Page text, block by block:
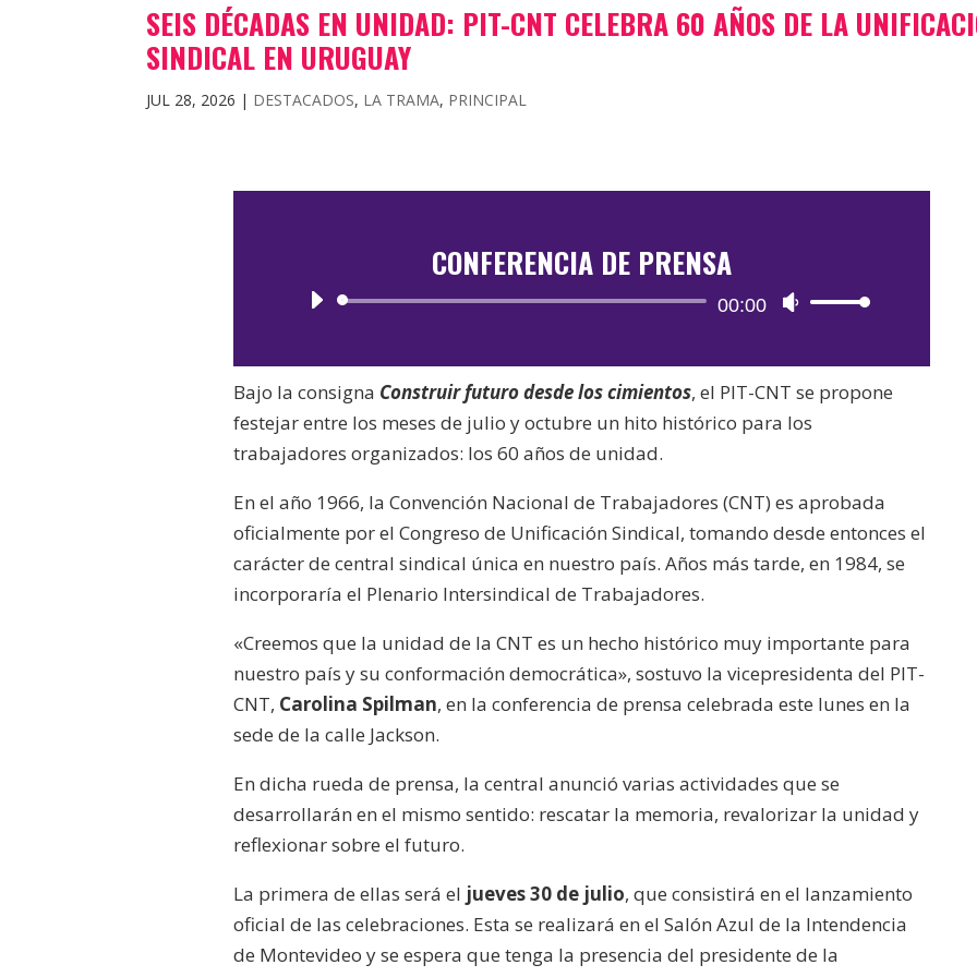
SEIS DÉCADAS EN UNIDAD: PIT-CNT CELEBRA 60 AÑOS DE LA
SINDICAL EN URUGUAY
JUL 28, 2026 | DESTACADOS, LA TRAMA, PRINCIPAL
CONFERENCIA DE PRENSA
Reproductor
audio
00:00
Utiliza
teclas
de
flecha
aumentar
disminuir
volumen.
Bajo la consigna Construir futuro desde los cimientos, el PIT-CNT se propone
festejar entre los meses de julio y octubre un hito histórico para los
trabajadores organizados: los 60 años de unidad.
En el año 1966, la Convención Nacional de Trabajadores (CNT) es aprobada
oficialmente por el Congreso de Unificación Sindical, tomando desde entonces el
carácter de central sindical única en nuestro país. Años más tarde, en 1984, se
incorporaría el Plenario Intersindical de Trabajadores.
«Creemos que la unidad de la CNT es un hecho histórico muy importante para
nuestro país y su conformación democrática», sostuvo la vicepresidenta del PIT-
CNT, Carolina Spilman, en la conferencia de prensa celebrada este lunes en la
sede de la calle Jackson.
En dicha rueda de prensa, la central anunció varias actividades que se
desarrollarán en el mismo sentido: rescatar la memoria, revalorizar la unidad y
reflexionar sobre el futuro.
La primera de ellas será el jueves 30 de julio, que consistirá en el lanzamiento
oficial de las celebraciones. Esta se realizará en el Salón Azul de la Intendencia
de Montevideo y se espera que tenga la presencia del presidente de la